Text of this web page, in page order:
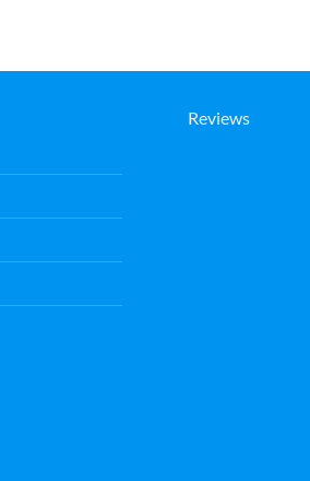
Reviews